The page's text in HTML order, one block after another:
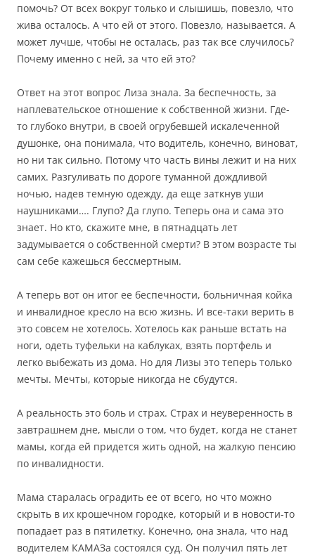
помочь? От всех вокруг только и слышишь, повезло, что
жива осталось. А что ей от этого. Повезло, называется. А
может лучше, чтобы не осталась, раз так все случилось?
Почему именно с ней, за что ей это?
Ответ на этот вопрос Лиза знала. За беспечность, за
наплевательское отношение к собственной жизни. Где-
то глубоко внутри, в своей огрубевшей искалеченной
душонке, она понимала, что водитель, конечно, виноват,
но ни так сильно. Потому что часть вины лежит и на них
самих. Разгуливать по дороге туманной дождливой
ночью, надев темную одежду, да еще заткнув уши
наушниками…. Глупо? Да глупо. Теперь она и сама это
знает. Но кто, скажите мне, в пятнадцать лет
задумывается о собственной смерти? В этом возрасте ты
сам себе кажешься бессмертным.
А теперь вот он итог ее беспечности, больничная койка
и инвалидное кресло на всю жизнь. И все-таки верить в
это совсем не хотелось. Хотелось как раньше встать на
ноги, одеть туфельки на каблуках, взять портфель и
легко выбежать из дома. Но для Лизы это теперь только
мечты. Мечты, которые никогда не сбудутся.
А реальность это боль и страх. Страх и неуверенность в
завтрашнем дне, мысли о том, что будет, когда не станет
мамы, когда ей придется жить одной, на жалкую пенсию
по инвалидности.
Мама старалась оградить ее от всего, но что можно
скрыть в их крошечном городке, который и в новости-то
попадает раз в пятилетку. Конечно, она знала, что над
водителем КАМАЗа состоялся суд. Он получил пять лет